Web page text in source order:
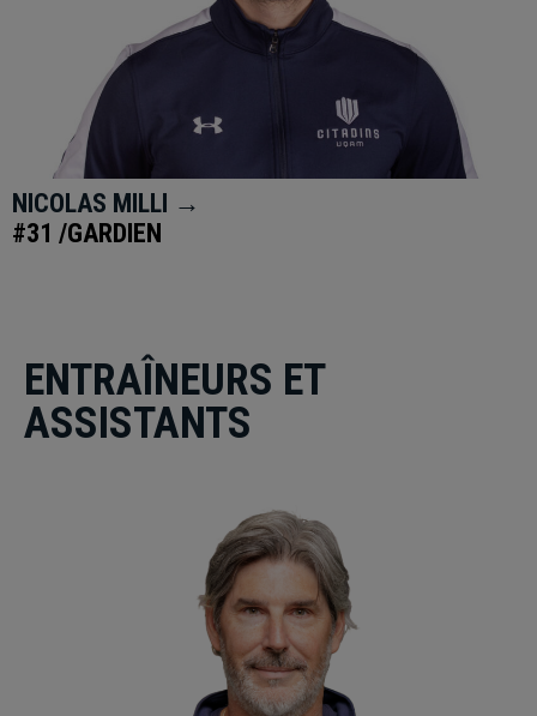
NICOLAS MILLI →
#31 /GARDIEN
ENTRAÎNEURS ET
ASSISTANTS